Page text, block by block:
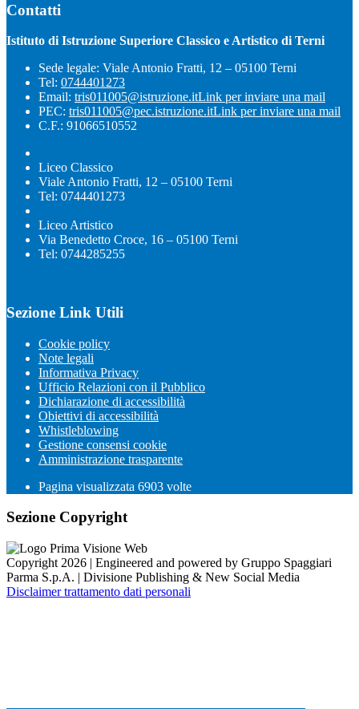
Contatti
Istituto di Istruzione Superiore Classico e Artistico di Terni
Sede legale: Viale Antonio Fratti, 12 – 05100 Terni
Tel: 0744401273
Email: tris011005@istruzione.itLink per inviare una mail
PEC: tris011005@pec.istruzione.itLink per inviare una mail
C.F.: 91066510552
Liceo Classico
Viale Antonio Fratti, 12 – 05100 Terni
Tel: 0744401273
Liceo Artistico
Via Benedetto Croce, 16 – 05100 Terni
Tel: 0744285255
Sezione Link Utili
Cookie policy
Note legali
Informativa Privacy
Ufficio Relazioni con il Pubblico
Dichiarazione di accessibilità
Obiettivi di accessibilità
Whistleblowing
Gestione consensi cookie
Amministrazione trasparente
Pagina visualizzata 6903 volte
Sezione Copyright
Copyright 2026 | Engineered and powered by Gruppo Spaggiari
Parma S.p.A. | Divisione Publishing & New Social Media
Disclaimer trattamento dati personali